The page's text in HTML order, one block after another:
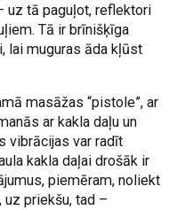
uz tā paguļot, reflektori
Tā ir brīnišķīga
lai muguras āda kļūst
masāžas “pistole”, ar
ar kakla daļu un
vibrācijas var radīt
kakla daļai drošāk ir
piemēram, noliekt
priekšu, tad –